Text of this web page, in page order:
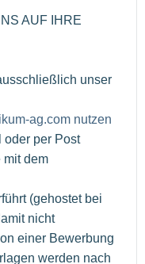
IHRE
unser
ag.com nutzen
oder per Post
mit dem
(gehostet bei
nicht
einer Bewerbung
werden nach